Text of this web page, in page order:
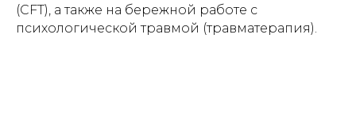
(CFT), а также на бережной работе с
психологической травмой (травматерапия).